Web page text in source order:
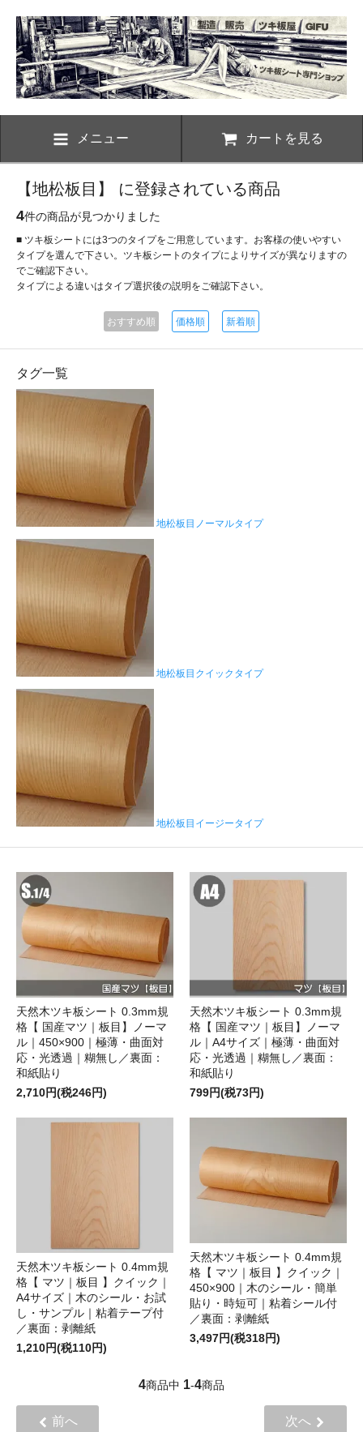
メニュー カートを見る
【地松板目】 に登録されている商品
4件の商品が見つかりました
■ ツキ板シートには3つのタイプをご用意しています。お客様の使いやすい
タイプを選んで下さい。ツキ板シートのタイプによりサイズが異なりますの
でご確認下さい。
タイプによる違いはタイプ選択後の説明をご確認下さい。
おすすめ順 価格順 新着順
タグ一覧
地松板目ノーマルタイプ
地松板目クイックタイプ
地松板目イージータイプ
天然木ツキ板シート 0.3mm規
格【 国産マツ｜板目】ノーマ
ル｜450×900｜極薄・曲面対
応・光透過｜糊無し／裏面：
和紙貼り
2,710円(税246円)
天然木ツキ板シート 0.3mm規
格【 国産マツ｜板目】ノーマ
ル｜A4サイズ｜極薄・曲面対
応・光透過｜糊無し／裏面：
和紙貼り
799円(税73円)
天然木ツキ板シート 0.4mm規
格【 マツ｜板目 】クイック｜
A4サイズ｜木のシール・お試
し・サンプル｜粘着テープ付
／裏面：剥離紙
1,210円(税110円)
天然木ツキ板シート 0.4mm規
格【 マツ｜板目 】クイック｜
450×900｜木のシール・簡単
貼り・時短可｜粘着シール付
／裏面：剥離紙
3,497円(税318円)
4商品中 1-4商品
前へ 次へ